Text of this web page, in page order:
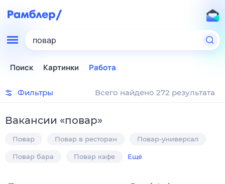
повар
Поиск Картинки Работа
Фильтры Всего найдено 272 результата
Вакансии «повар»
Повар Повар в ресторан Повар-универсал
Повар бара Повар кафе Ещё